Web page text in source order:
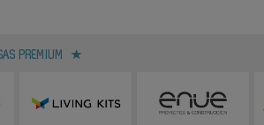
PREMIUM